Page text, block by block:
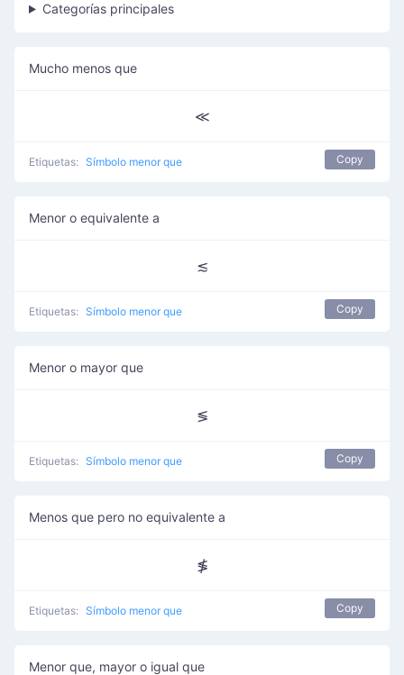
Categorías principales
Mucho menos que
≪
Etiquetas: Símbolo menor que Copy
Menor o equivalente a
≲
Etiquetas: Símbolo menor que Copy
Menor o mayor que
≶
Etiquetas: Símbolo menor que Copy
Menos que pero no equivalente a
≸
Etiquetas: Símbolo menor que Copy
Menor que, mayor o igual que